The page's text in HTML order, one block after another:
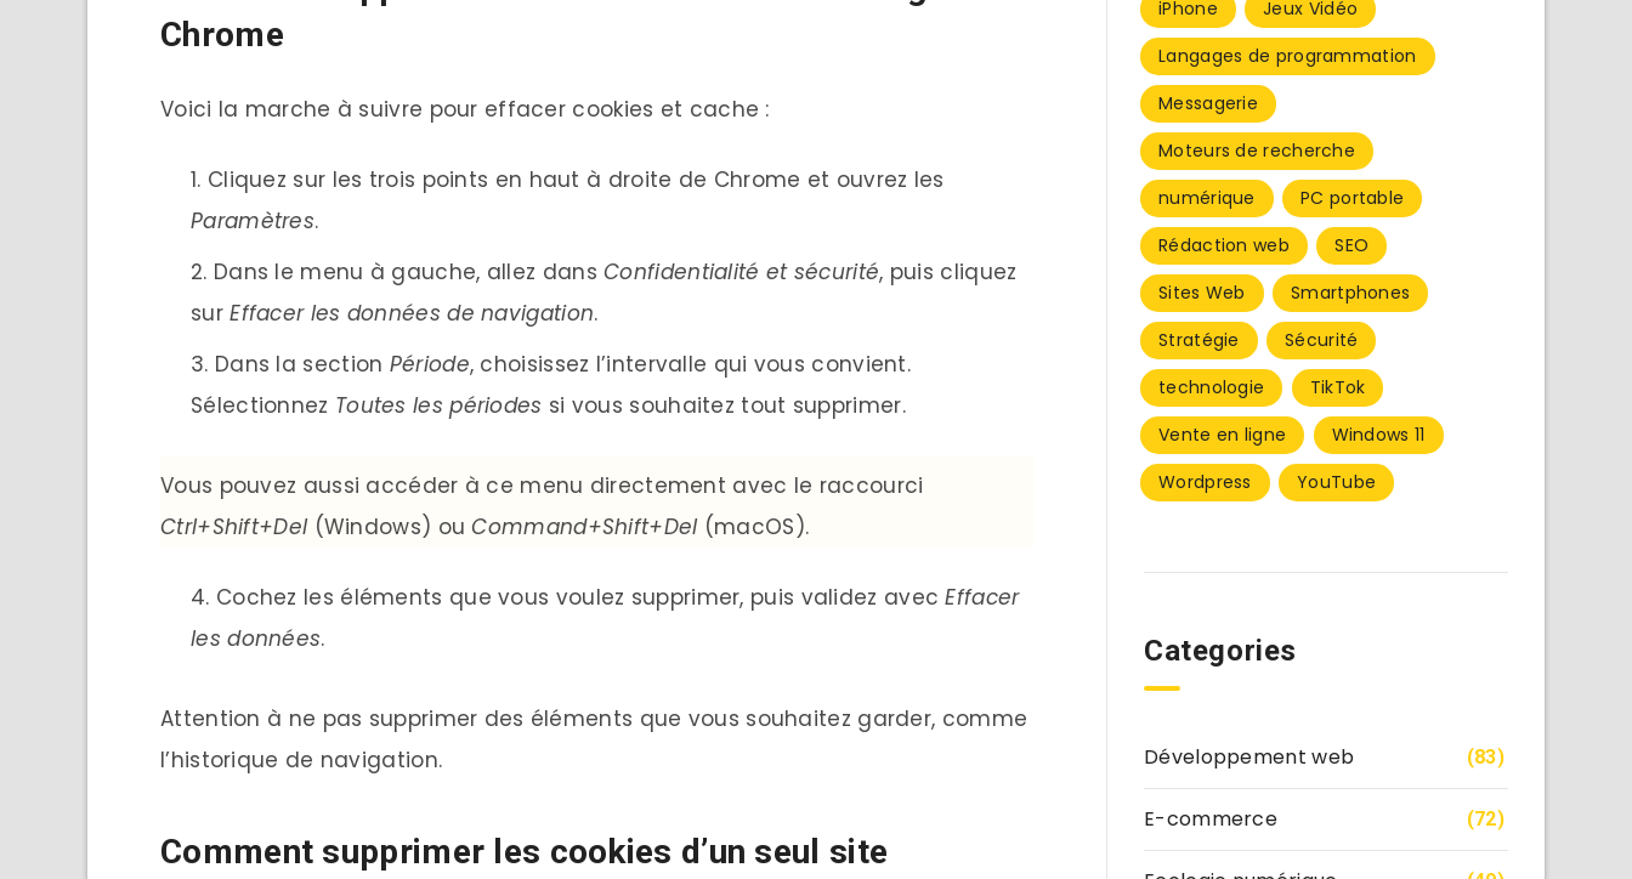
Chrome
Voici la marche à suivre pour effacer cookies et cache :
Cliquez sur les trois points en haut à droite de Chrome et ouvrez les
Paramètres.
Dans le menu à gauche, allez dansConfidentialité et sécurité, puis cliquez
surEffacer les données de navigation.
Dans la section Période, choisissez l’intervalle qui vous convient.
Sélectionnez Toutes les périodes si vous souhaitez tout supprimer.
Vous pouvez aussi accéder à ce menu directement avec le raccourci
Ctrl+Shift+Del(Windows) ouCommand+Shift+Del(macOS).
Cochez les éléments que vous voulez supprimer, puis validez avecEffacer
les données.
Attention à ne pas supprimer des éléments que vous souhaitez garder, comme
l’historique de navigation.
Comment supprimer les cookies d’un seul site
iPhone
Jeux Vidéo
Langages de programmation
Messagerie
Moteurs de recherche
numérique
PC portable
Rédaction web
SEO
Sites Web
Smartphones
Stratégie
Sécurité
technologie
TikTok
Vente en ligne
Windows 11
Wordpress
YouTube
Categories
Développement web (83)
E-commerce (72)